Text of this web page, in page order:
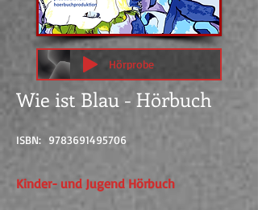
Hörprobe
Wie ist Blau - Hörbuch
ISBN: 9783691495706
Kinder- und Jugend Hörbuch